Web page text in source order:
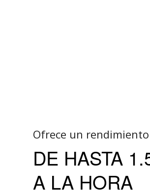
Ofrece un rendimiento
DE HASTA
A LA HORA